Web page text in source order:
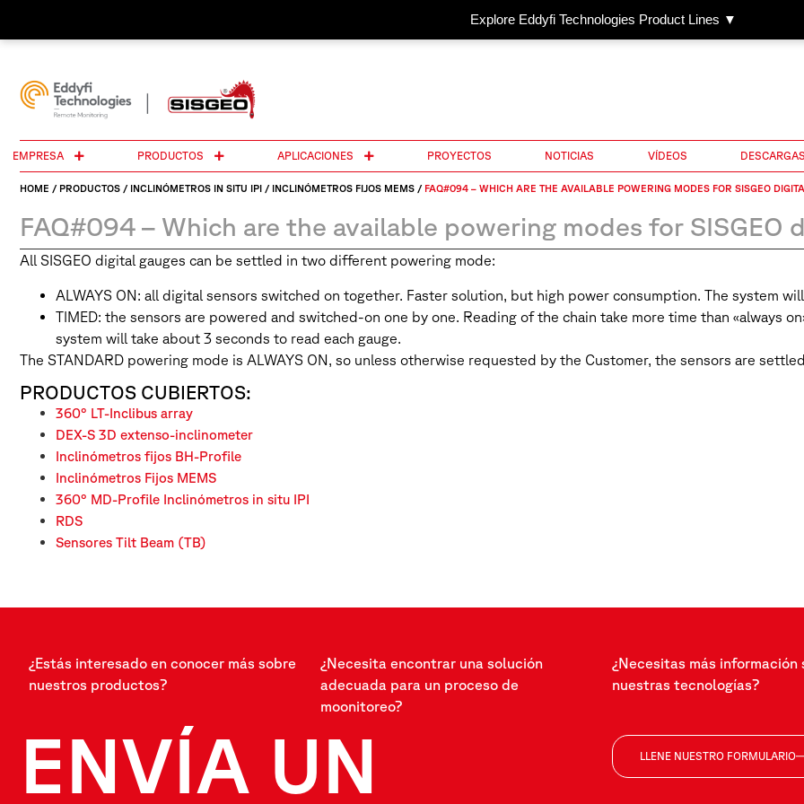
Explore Eddyfi Technologies Product Lines ▼
EMPRESA PRODUCTOS APLICACIONES PROYECTOS NOTICIAS VÍDEOS DESCARGAS
HOME / PRODUCTOS / INCLINÓMETROS IN SITU IPI / INCLINÓMETROS FIJOS MEMS / FAQ#094 – WHICH ARE THE AVAILABLE POWERING MODES FOR SISGEO
FAQ#094 – Which are the available powering modes for SISGEO
All SISGEO digital gauges can be settled in two different powering mode:
ALWAYS ON: all digital sensors switched on together. Faster solution, but high power consumption. The system
TIMED: the sensors are powered and switched-on one by one. Reading of the chain take more time than «always
system will take about 3 seconds to read each gauge.
The STANDARD powering mode is ALWAYS ON, so unless otherwise requested by the Customer, the sensors are
PRODUCTOS CUBIERTOS:
360° LT-Inclibus array
DEX-S 3D extenso-inclinometer
Inclinómetros fijos BH-Profile
Inclinómetros Fijos MEMS
360° MD-Profile Inclinómetros in situ IPI
RDS
Sensores Tilt Beam (TB)
¿Estás interesado en conocer más sobre
nuestros productos?
¿Necesita encontrar una solución
adecuada para un proceso de
moonitoreo?
¿Necesitas más información
nuestras tecnologías?
ENVÍA UN
LLENE NUESTRO FORMULARIO